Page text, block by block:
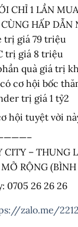
CHỈ 1 LẦN
HẤP DẪN
trị giá 79 triệu
trị giá 8 triệu
quà giá trị
cơ hội bốc
trị giá 1 tỷ2
hội tuyệt vời
CITY – THUNG
RỘNG
0705 26 26 26
zalo.me/